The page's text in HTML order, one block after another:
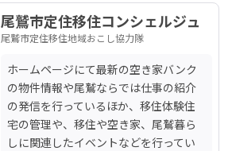
尾鷲市定住移住コンシェルジュ
尾鷲市定住移住地域おこし協力隊
ホームページにて最新の空き家バンク
の物件情報や尾鷲ならでは仕事の紹介
の発信を行っているほか、移住体験住
宅の管理や、移住や空き家、尾鷲暮ら
しに関連したイベントなどを行ってい